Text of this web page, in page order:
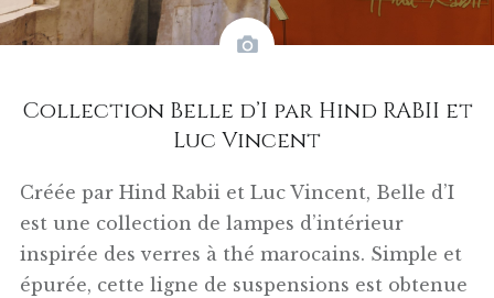
Collection Belle d’I par Hind RABII et
Luc Vincent
Créée par Hind Rabii et Luc Vincent, Belle d’I
est une collection de lampes d’intérieur
inspirée des verres à thé marocains. Simple et
épurée, cette ligne de suspensions est obtenue